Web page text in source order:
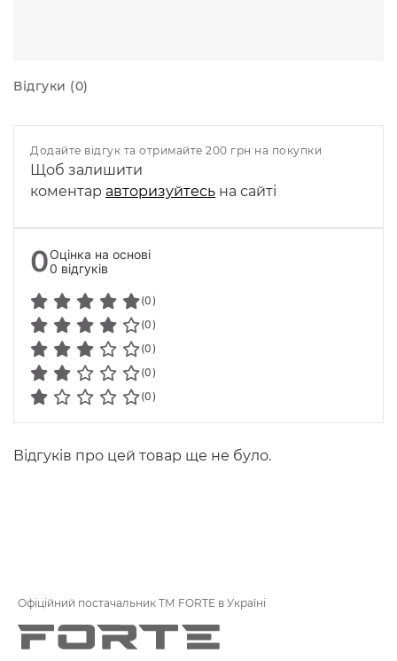
Відгуки (0)
Додайте відгук та отримайте 200 грн на покупки
Щоб залишити
коментар авторизуйтесь на сайті
0Оцінка на основі
0 відгуків
(0)
(0)
(0)
(0)
(0)
Відгуків про цей товар ще не було.
Офіційний постачальник ТМ FORTE в Україні